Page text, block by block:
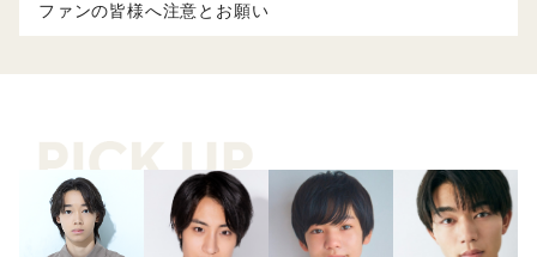
ファンの皆様へ注意とお願い